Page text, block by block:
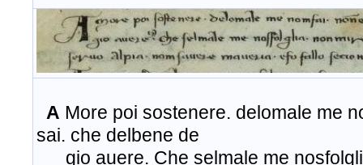
A More poi sostenere. delomale me
sai. che delbene de
gio auere. Che selmale me